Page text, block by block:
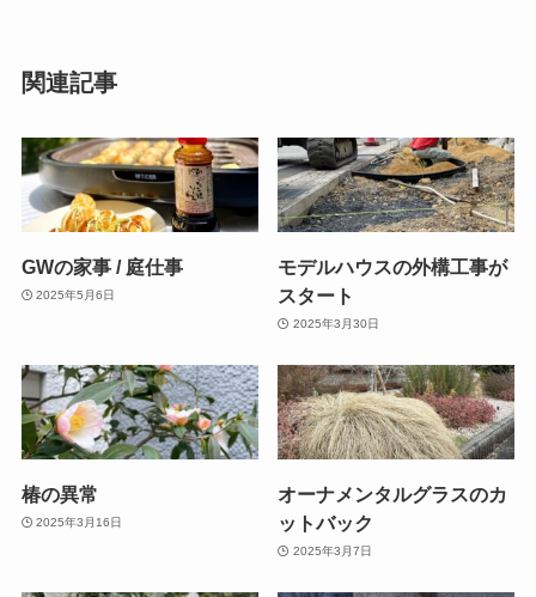
関連記事
GWの家事 / 庭仕事
2025年5月6日
モデルハウスの外構工事が
スタート
2025年3月30日
椿の異常
2025年3月16日
オーナメンタルグラスのカ
ットバック
2025年3月7日